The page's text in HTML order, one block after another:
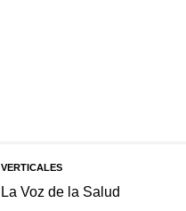
VERTICALES
La Voz de la Salud